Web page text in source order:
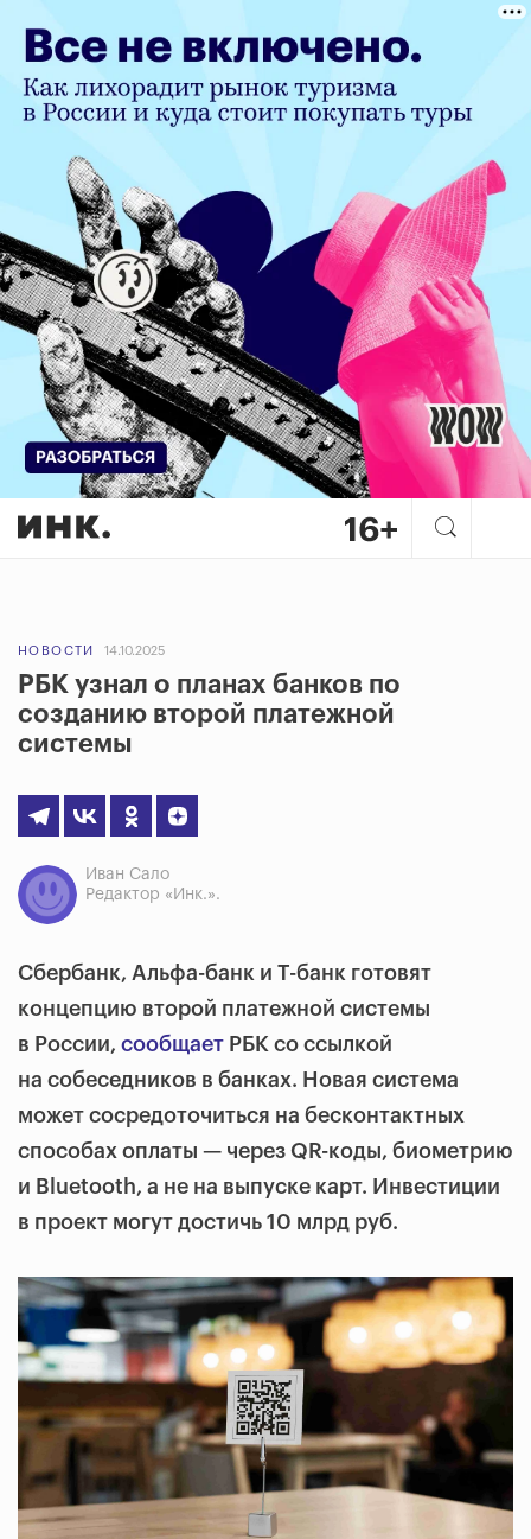
НОВОСТИ 14.10.2025
РБК узнал о планах банков по
созданию второй платежной
системы
Иван Сало
Редактор «Инк.».
Сбербанк, Альфа-банк и Т-банк готовят
концепцию второй платежной системы
в России, сообщает РБК со ссылкой
на собеседников в банках. Новая система
может сосредоточиться на бесконтактных
способах оплаты — через QR-коды, биометрию
и Bluetooth, а не на выпуске карт. Инвестиции
в проект могут достичь 10 млрд руб.